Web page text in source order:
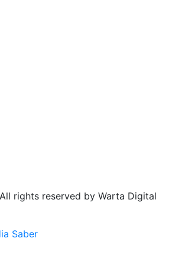
rights reserved by Warta Digital
Saber